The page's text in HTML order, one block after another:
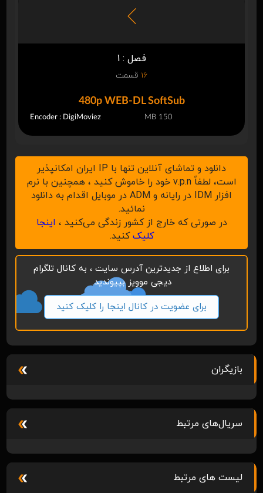
فصل : 1
16 قسمت
480p WEB-DL SoftSub
Encoder : DigiMoviez 150 MB
دانلود و تماشای آنلاین تنها با IP ایران امکانپذیر
است، لطفاً v.p.n خود را خاموش کنید ، همچنین با نرم
افزار IDM در رایانه و ADM در موبایل اقدام به دانلود
نمائید.
در صورتی که خارج از کشور زندگی می‌کنید ، اینجا
کلیککنید.
برای اطلاع از جدیدترین آدرس سایت ، به کانال تلگرام
دیجی موویز بپیوندید.
برای عضویت در کانال اینجا را کلیک کنید
بازیگران
سریال‌های مرتبط
لیست های مرتبط